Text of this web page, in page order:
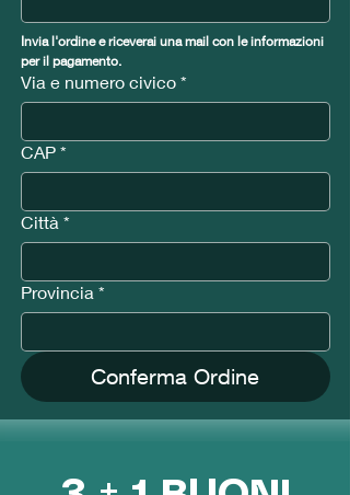
Invia l'ordine e riceverai una mail con le informazioni
per il pagamento.
Via e numero civico *
CAP *
Città *
Provincia *
Conferma Ordine